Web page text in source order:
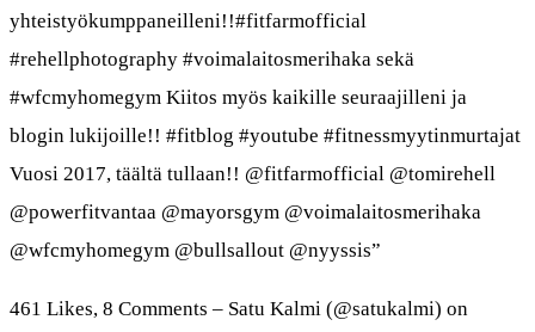
yhteistyökumppaneilleni!!#fitfarmofficial
#rehellphotography #voimalaitosmerihaka sekä
#wfcmyhomegym Kiitos myös kaikille seuraajilleni ja
blogin lukijoille!! #fitblog #youtube #fitnessmyytinmurtajat
Vuosi 2017, täältä tullaan!! @fitfarmofficial @tomirehell
@powerfitvantaa @mayorsgym @voimalaitosmerihaka
@wfcmyhomegym @bullsallout @nyyssis”
461 Likes, 8 Comments – Satu Kalmi (@satukalmi) on